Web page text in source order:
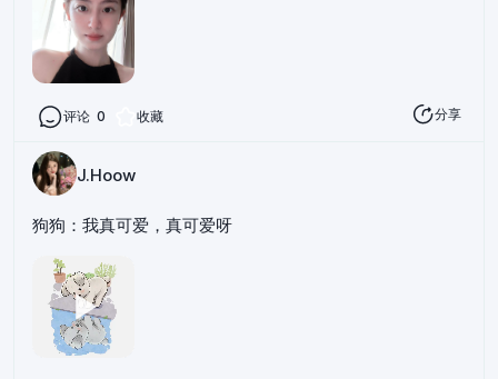
评论 0 收藏 分享
J.Hoow
狗狗：我真可爱，真可爱呀